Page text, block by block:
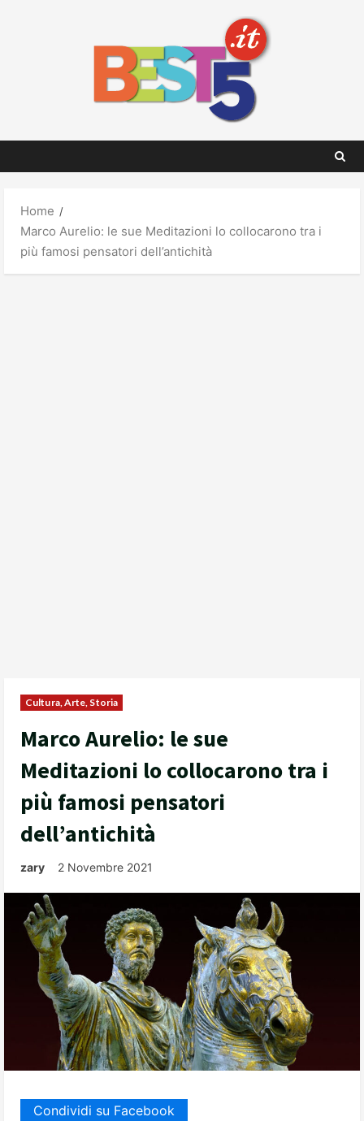
Home
Marco Aurelio: le sue Meditazioni lo collocarono tra i
più famosi pensatori dell’antichità
Cultura, Arte, Storia
Marco Aurelio: le sue
Meditazioni lo collocarono tra i
più famosi pensatori
dell’antichità
zary 2 Novembre 2021
Condividi su Facebook